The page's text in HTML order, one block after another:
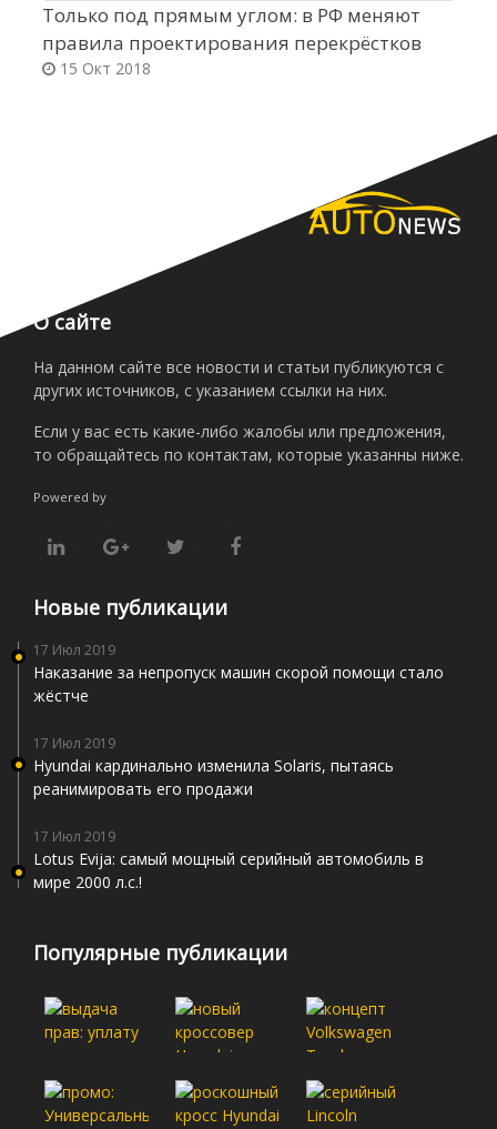
Только под прямым углом: в РФ меняют
правила проектирования перекрёстков
15 Окт 2018
О сайте
На данном сайте все новости и статьи публикуются с
других источников, с указанием ссылки на них.
Если у вас есть какие-либо жалобы или предложения,
то обращайтесь по контактам, которые указанны ниже.
Powered by
Новые публикации
17 Июл 2019
Наказание за непропуск машин скорой помощи стало
жёстче
17 Июл 2019
Hyundai кардинально изменила Solaris, пытаясь
реанимировать его продажи
17 Июл 2019
Lotus Evija: самый мощный серийный автомобиль в
мире 2000 л.с.!
Популярные публикации